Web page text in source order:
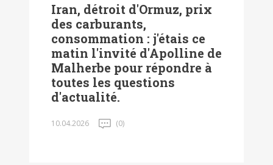
Iran, détroit d'Ormuz, prix
des carburants,
consommation : j'étais ce
matin l'invité d'Apolline de
Malherbe pour répondre à
toutes les questions
d'actualité.
10.04.2026 (0)